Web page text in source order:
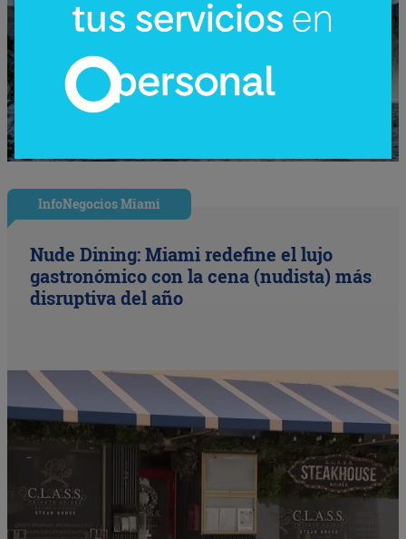
InfoNegocios Miami
Nude Dining: Miami redefine el lujo
gastronómico con la cena (nudista) más
disruptiva del año